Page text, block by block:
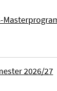
2026/27